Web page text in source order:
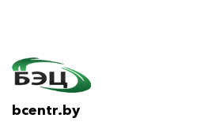
bcentr.by